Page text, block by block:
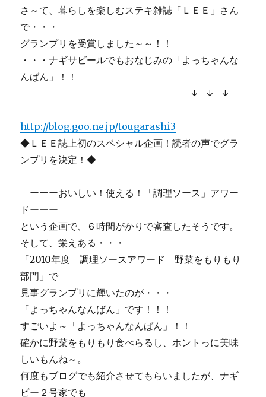
さ～て、暮らしを楽しむステキ雑誌「ＬＥＥ」さん
で・・・
グランプリを受賞しました～～！！
・・・ナギサビールでもおなじみの「よっちゃんな
んばん」！！
↓ ↓ ↓
http://blog.goo.ne.jp/tougarashi3
◆ＬＥＥ誌上初のスペシャル企画！読者の声でグラ
ンプリを決定！◆
ーーーおいしい！使える！「調理ソース」アワー
ドーーー
という企画で、６時間がかりで審査したそうです。
そして、栄えある・・・
「2010年度 調理ソースアワード 野菜をもりもり
部門」で
見事グランプリに輝いたのが・・・
「よっちゃんなんばん」です！！！
すごいよ～「よっちゃんなんばん」！！
確かに野菜をもりもり食べらるし、ホントっに美味
しいもんね～。
何度もブログでも紹介させてもらいましたが、ナギ
ビー２号家でも